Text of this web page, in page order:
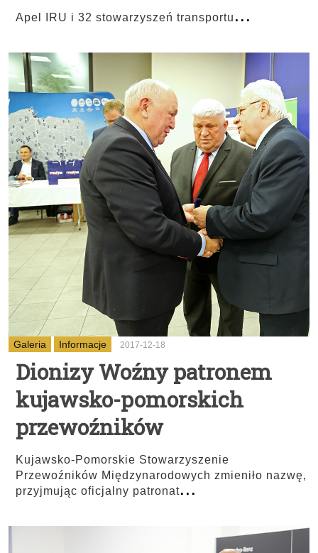
Apel IRU i 32 stowarzyszeń transportu ...
Galeria Informacje 2017-12-18
Dionizy Woźny patronem
kujawsko-pomorskich
przewoźników
Kujawsko-Pomorskie Stowarzyszenie
Przewoźników Międzynarodowych zmieniło nazwę,
przyjmując oficjalny patronat...